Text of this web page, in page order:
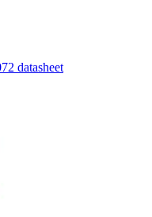
datasheet